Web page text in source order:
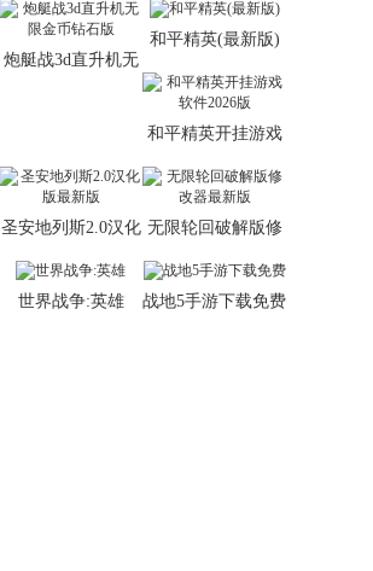
炮艇战3d直升机无
和平精英(最新版)
和平精英开挂游戏
圣安地列斯2.0汉化 无限轮回破解版修
世界战争:英雄 战地5手游下载免费